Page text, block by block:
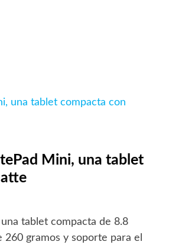
Mini, una tablet
tablet compacta de 8.8
gramos y soporte para el